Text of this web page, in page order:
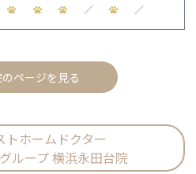
／ ／
ページを見る
トホームドクター
ループ 横浜永田台院